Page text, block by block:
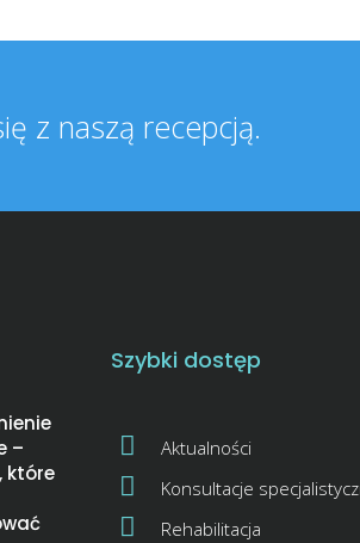
z naszą recepcją.
–
które
Szybki dostęp
Aktualności
Konsultacje
Rehabilitacja